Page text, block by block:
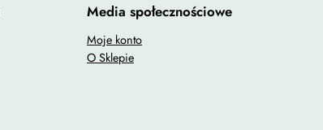
Media społecznościowe
Moje konto
O Sklepie